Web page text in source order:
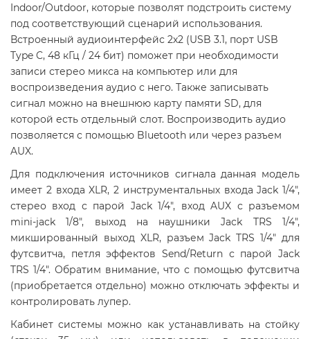
Indoor/Outdoor, которые позволят подстроить систему
под соответствующий сценарий использования.
Встроенный аудиоинтерфейс 2х2 (USB 3.1, порт USB
Type C, 48 кГц / 24 бит) поможет при необходимости
записи стерео микса на компьютер или для
воспроизведения аудио с него. Также записывать
сигнал можно на внешнюю карту памяти SD, для
которой есть отдельный слот. Воспроизводить аудио
позволяется с помощью Bluetooth или через разъем
AUX.
Для подключения источников сигнала данная модель
имеет 2 входа XLR, 2 инструментальных входа Jack 1/4",
стерео вход с парой Jack 1/4", вход AUX с разъемом
mini-jack 1/8", выход на наушники Jack TRS 1/4",
микшированный выход XLR, разъем Jack TRS 1/4" для
футсвитча, петля эффектов Send/Return с парой Jack
TRS 1/4". Обратим внимание, что с помощью футсвитча
(приобретается отдельно) можно отключать эффекты и
контролировать лупер.
Кабинет системы можно как устанавливать на стойку